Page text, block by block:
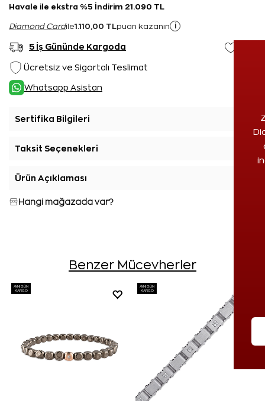
Havale ile ekstra %5 İndirim 21.090 TL
Diamond Cardile1.110,00 TL puan kazanın i
5 İş Gününde Kargoda
Ücretsiz ve Sigortalı Teslimat
Whatsapp Asistan
Sertifika Bilgileri
Taksit Seçenekleri
Ürün Açıklaması
Hangi mağazada var?
Benzer Mücevherler
AYNI GÜN
KARGO
AYNI GÜN
KARGO